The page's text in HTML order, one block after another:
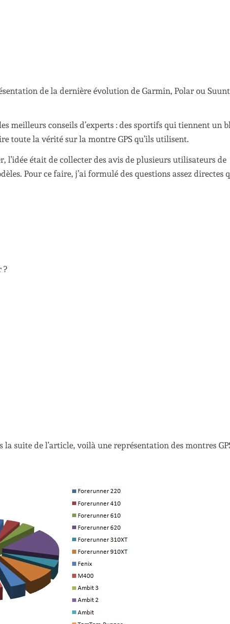
de la dernière évolution de Garmin, Polar ou
meilleurs conseils d’experts : des sportifs qui tiennent un
toute la vérité sur la montre GPS qu’ils utilisent.
l’idée était de collecter des avis de plusieurs utilisateurs de
Pour ce faire, j’ai formulé des questions assez directes
?
suite de l’article, voilà une représentation des montres